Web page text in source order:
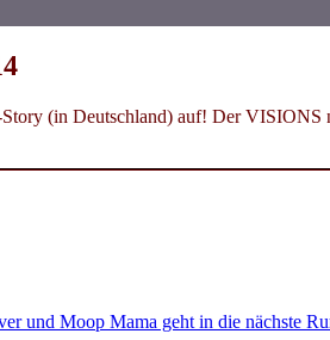
(in Deutschland) auf! Der VISIONS
und Moop Mama geht in die nächste